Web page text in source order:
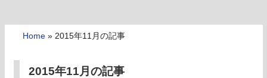
Home » 2015年11月の記事
2015年11月の記事